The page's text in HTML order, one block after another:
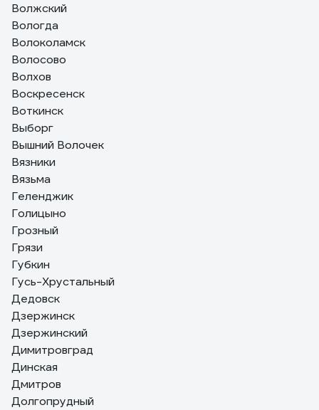
Волжский
Вологда
Волоколамск
Волосово
Волхов
Воскресенск
Воткинск
Выборг
Вышний Волочек
Вязники
Вязьма
Геленджик
Голицыно
Грозный
Грязи
Губкин
Гусь-Хрустальный
Дедовск
Дзержинск
Дзержинский
Димитровград
Динская
Дмитров
Долгопрудный